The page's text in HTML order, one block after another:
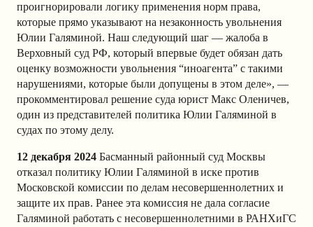
проигнорировали логику применения норм права,
которые прямо указывают на незаконность увольнения
Юлии Галяминой. Наш следующий шаг — жалоба в
Верховный суд РФ, который впервые будет обязан дать
оценку возможности увольнения “иноагента” с такими
нарушениями, которые были допущены в этом деле», —
прокомментировал решение суда юрист Макс Оленичев,
один из представителей политика Юлии Галяминой в
судах по этому делу.
12 декабря 2024 Басманный районный суд Москвы
отказал политику Юлии Галяминой в иске против
Московской комиссии по делам несовершеннолетних и
защите их прав. Ранее эта комиссия не дала согласие
Галяминой работать с несовершеннолетними в РАНХиГС